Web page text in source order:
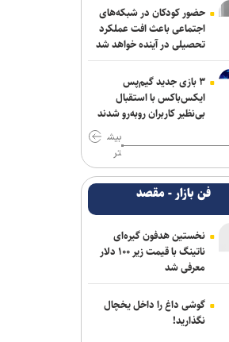
ایرانی‌ها مذاکره‌کنندگان
فناوری بومی ایران، برتر از
وارداتی در منطقه است
قسمت دوم گزارش رئیس جمهور
ارتش در آمادگی کامل
توان رزم ارتش بی وقفه در حال
حجم پدافند دشمن در العدید
نهاجا نشد
تحرکات سازمان‌یافته‌ای برای
انجام می‌شود
حضور کودکان در شبکه‌های
اجتماعی باعث افت عملکرد
تحصیلی در آینده خواهد شد
۳ بازی جدید گیم‌پس
ایکس‌باکس با استقبال
بی‌نظیر کاربران روبه‌رو شدند
بیش
تر
فن بازار - مقصد
نخستین هدفون گیره‌ای
ناتینگ با قیمت زیر ۱۰۰ دلار
معرفی شد
گوشی داغ را داخل یخچال
نگذارید!